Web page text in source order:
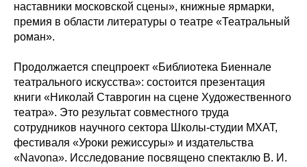
наставники московской сцены», книжные ярмарки,
премия в области литературы о театре «Театральный
роман».
Продолжается спецпроект «Библиотека Биеннале
театрального искусства»: состоится презентация
книги «Николай Ставрогин на сцене Художественного
театра». Это результат совместного труда
сотрудников научного сектора Школы-студии МХАТ,
фестиваля «Уроки режиссуры» и издательства
«Navona». Исследование посвящено спектаклю В. И.